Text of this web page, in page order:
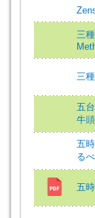
三
三
五
牛頭
五
る
五